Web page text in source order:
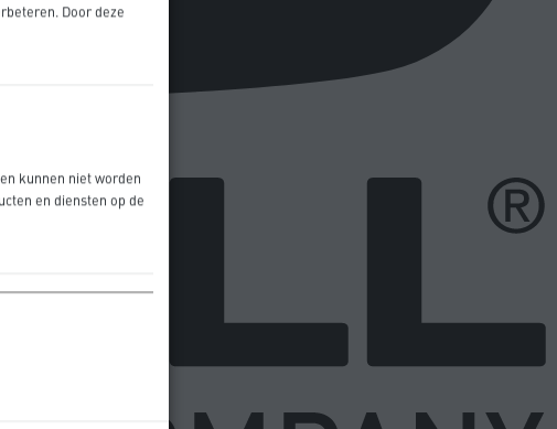
Door deze
kunnen niet worden
en diensten op de